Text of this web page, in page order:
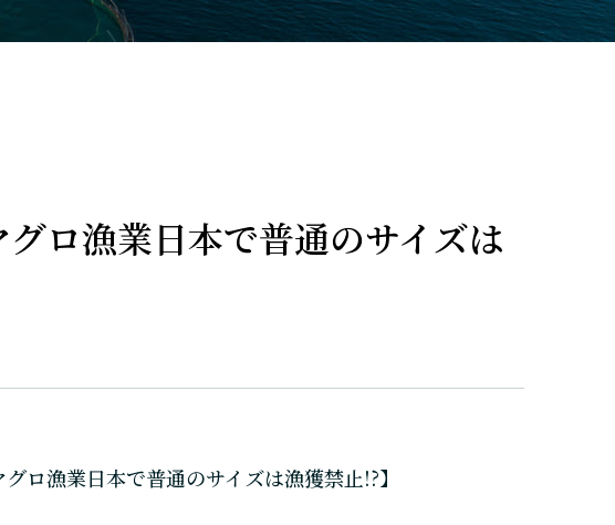
ロ漁業日本で普通のサイズは
ロ漁業日本で普通のサイズは漁獲禁止!?】